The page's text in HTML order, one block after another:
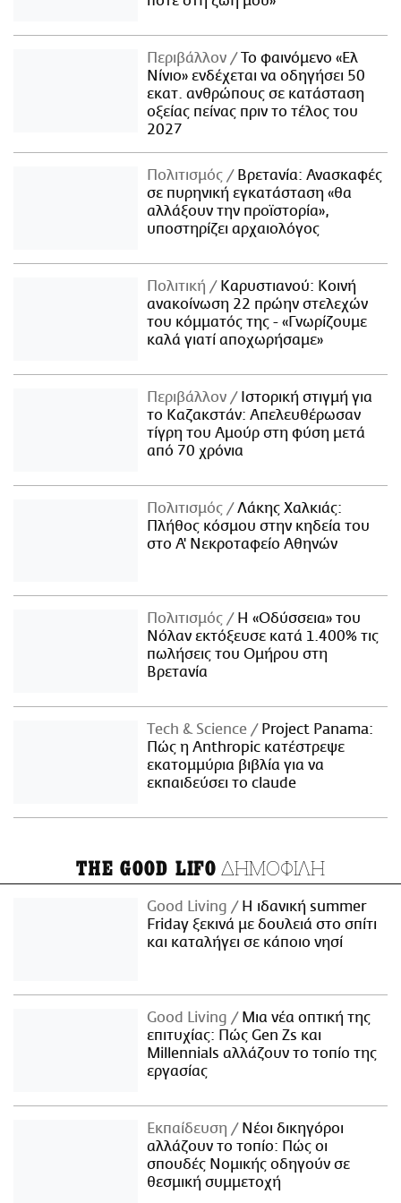
Περιβάλλον
Το φαινόμενο «Ελ
Νίνιο» ενδέχεται να οδηγήσει 50
εκατ. ανθρώπους σε κατάσταση
οξείας πείνας πριν το τέλος του
2027
Πολιτισμός
Βρετανία: Ανασκαφές
σε πυρηνική εγκατάσταση «θα
αλλάξουν την προϊστορία»,
υποστηρίζει αρχαιολόγος
Πολιτική
Καρυστιανού: Κοινή
ανακοίνωση 22 πρώην στελεχών
του κόμματός της - «Γνωρίζουμε
καλά γιατί αποχωρήσαμε»
Περιβάλλον
Ιστορική στιγμή για
το Καζακστάν: Απελευθέρωσαν
τίγρη του Αμούρ στη φύση μετά
από 70 χρόνια
Πολιτισμός
Λάκης Χαλκιάς:
Πλήθος κόσμου στην κηδεία του
στο Α' Νεκροταφείο Αθηνών
Πολιτισμός
Η «Οδύσσεια» του
Νόλαν εκτόξευσε κατά 1.400% τις
πωλήσεις του Ομήρου στη
Βρετανία
Τech & Science
Project Panama:
Πώς η Anthropic κατέστρεψε
εκατομμύρια βιβλία για να
εκπαιδεύσει το claude
THE GOOD LIFO ΔΗΜΟΦΙΛΗ
Good Living
Η ιδανική summer
Friday ξεκινά με δουλειά στο σπίτι
και καταλήγει σε κάποιο νησί
Good Living
Μια νέα οπτική της
επιτυχίας: Πώς Gen Zs και
Millennials αλλάζουν το τοπίο της
εργασίας
Εκπαίδευση
Νέοι δικηγόροι
αλλάζουν το τοπίο: Πώς οι
σπουδές Νομικής οδηγούν σε
θεσμική συμμετοχή